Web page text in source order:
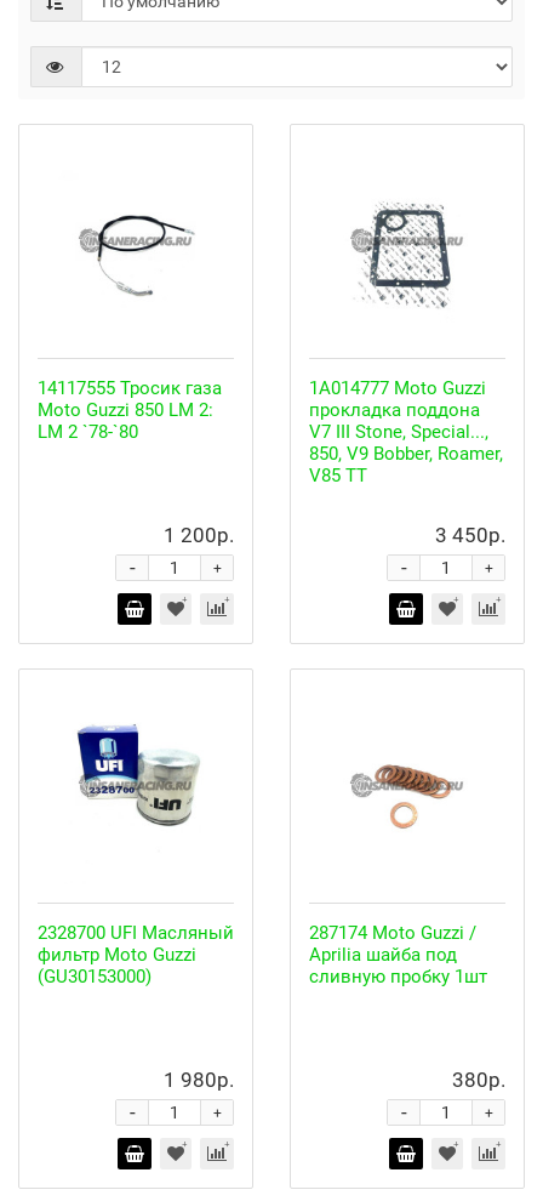
14117555 Тросик газа
Moto Guzzi 850 LM 2:
LM 2 `78-`80
1 200р.
+
-
1A014777 Moto Guzzi
прокладка поддона
V7 III Stone, Special...,
850, V9 Bobber, Roamer,
V85 TT
3 450р.
+
-
2328700 UFI Масляный
фильтр Moto Guzzi
(GU30153000)
1 980р.
+
-
287174 Moto Guzzi /
Aprilia шайба под
сливную пробку 1шт
380р.
+
-